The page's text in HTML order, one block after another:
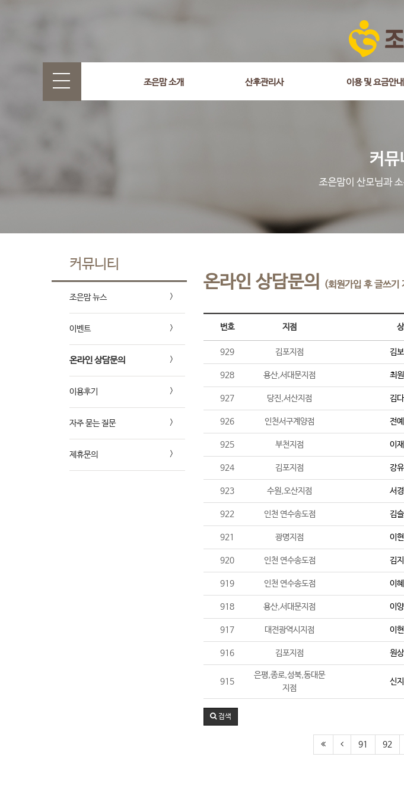
조은맘 소개 산후관리사 이용 및 요금안내
커뮤니티
조은맘 뉴스
이벤트
온라인 상담문의
이용후기
자주 묻는 질문
제휴문의
온라인 상담문의 (회원가입 후 글쓰기
번호 지점
929 김포지점 김
928 용산,서대문지점 최
927 당진,서산지점 김
926 인천서구계양점 전
925 부천지점 이
924 김포지점 강
923 수원,오산지점 서
922 인천 연수송도점 김슬
921 광명지점 이
920 인천 연수송도점 김
919 인천 연수송도점 이
918 용산,서대문지점 이
917 대전광역시지점 이
916 김포지점 원상
915
은평,종로,성북,동대문
지점
신
검색
91 92